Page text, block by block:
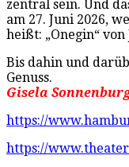
zentral sein. Und
am 27. Juni 2026,
heißt: „Onegin“ von
Bis dahin und
Genuss.
Gisela
https://
https://